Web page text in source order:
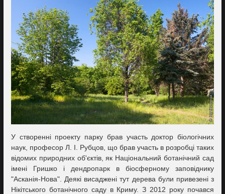
У створенні проекту парку брав участь доктор біологічних
наук, професор Л. І. Рубцов, що брав участь в розробці таких
відомих природних об'єктів, як Національний ботанічний сад
імені Гришко і дендропарк в біосферному заповіднику
"Асканія-Нова". Деякі висаджені тут дерева були привезені з
Нікітського ботанічного саду в Криму. З 2012 року почався